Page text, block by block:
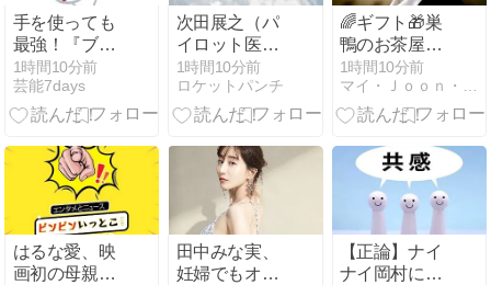
手を使っても
最強！『ブル
ーロック』主
演・高橋文
哉、始球式で
い一礼に称賛
【動画】
1時間10分前
芸能7days
次田展之（パ
イロット医
師）wiki経
歴・学歴！結
婚（妻・子
熱大陸】
1時間10分前
ロケットパンチ
🌈ギフト🎁巣
鴨のお茶屋さ
んのお茶漬け
セット🍵ハワ
イのコナビー
ム画像🫶😅
1時間10分前
マイ・Ｊｏｏｎ・メモリーズ
はるな愛、映
画初の母親役
田中みな実、
妊婦でもオシ
【正論】ナイ
ナイ岡村に世